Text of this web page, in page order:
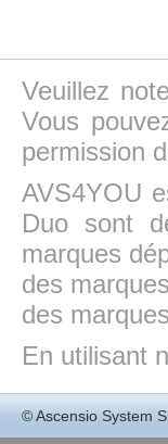
Veuillez
Vous
permission
AVS4YOU
Duo sont
marques
des
des
En utilisant
©Ascensio System